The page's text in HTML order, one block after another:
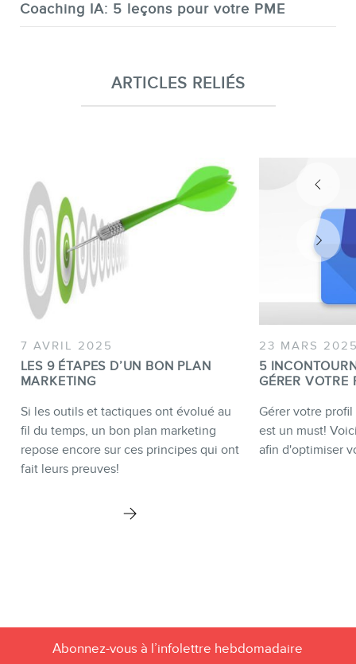
Coaching IA: 5 leçons pour votre PME
ARTICLES RELIÉS
7 AVRIL 2025
LES 9 ÉTAPES D’UN BON PLAN
MARKETING
Si les outils et tactiques ont évolué au
fil du temps, un bon plan marketing
repose encore sur ces principes qui ont
fait leurs preuves!
23 MARS
5
GÉRER VOTRE
Gérer votre
est un must!
afin d'optimiser
Abonnez-vous à l’infolettre hebdomadaire